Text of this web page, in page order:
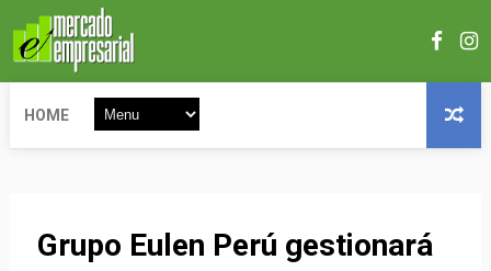
HOME
Grupo Eulen Perú gestionará